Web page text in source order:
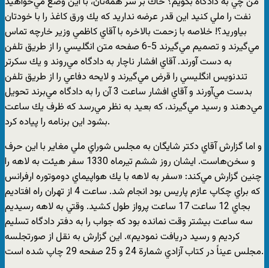
نفت را ملي كنيد اين قدر عرضه نداريد كه يك ورق كاغذ را با خودتان
بياوريد؟! خلاصه با زحمت بالاخره با آقاي كاظمي وزير خارچه تماس
مي‌گيرند و تصميم مي‌گيرند 5-6 صفحه متن انگليسي را از طريق تلفن
به دست آورند. آقاي افشار ناچار به دادگاه مي‌روند و يك سكرتر
تندنويس انگليسي را قرض مي‌گيرند و لايحه دفاعي را از طريق تلفن
بدست مي‌آورند و آقاي افشار ساعت 3 آن را به دادگاه مي‌برند تحويل
مي‌دهند و رسيد مي‌گيرند، كه بعيد به نظر مي‌رسد كه ظرف يك ساعت
بشود اين برنامه را پياده كرد.
و اما گزارش آقاي دكتر شايگان به مجلس شوراي ملي مغاير با اين حرف
و سخن‌هاست. ايشان روز ششم تيرماه 1330 سفر هيئت به لاهه را
چنين گزارش مي‌كند: «سفر به لاهه با يك هواپيماي دوموتوره ارفرانس
كه براي چكاپ عازم پاريس بود انجام شد. ساعت 4 از تهران راه افتاديم
بجاي 12 ساعت 17 ساعت پرواز طول كشيد. وقتي به لاهه رسيديم
سه ساعت بيشتر وقت نمانده بود كه جواب را به دفتر دادگاه تسليم
كرديم و رسيد دريافت نموديم». اين گزارش به نقل از صورتجلسه
مجلس عيناً در كتاب آزادي شمارة 24 و 25 صفحه 29 چاپ شده است.